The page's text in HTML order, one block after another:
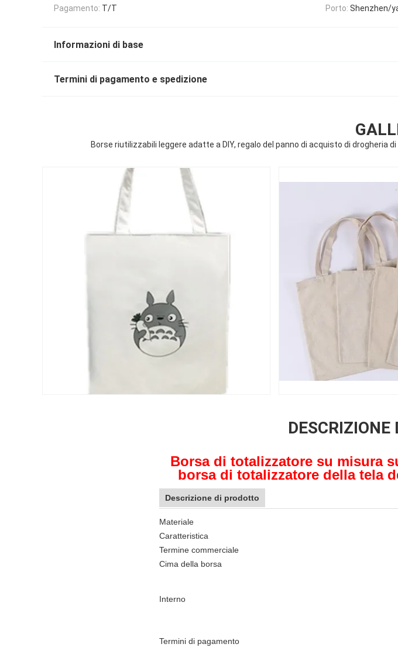
Pagamento: T/T Porto: Shenzhen/
Informazioni di base
Termini di pagamento e spedizione
Borse riutilizzabili leggere adatte a DIY, regalo del panno di acquisto di
DESCRIZIONE
Borsa di totalizzatore su misura
borsa di totalizzatore della tela
Descrizione di prodotto
Materiale
Caratteristica
Termine commerciale
Cima della borsa
Interno
Termini di pagamento